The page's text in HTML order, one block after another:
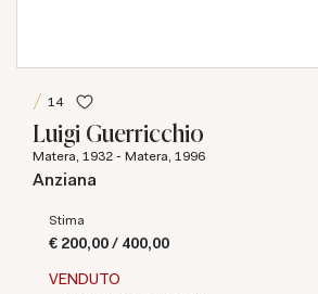
14
Luigi Guerricchio
Matera, 1932 - Matera, 1996
Anziana
Stima
€ 200,00 / 400,00
VENDUTO